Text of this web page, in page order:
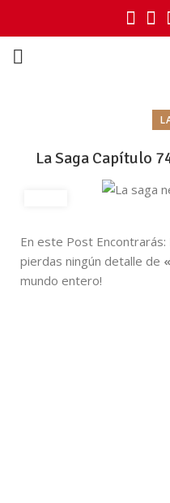
La Saga Capítulo
En este Post Encontrarás:
pierdas ningún detalle de
mundo entero!